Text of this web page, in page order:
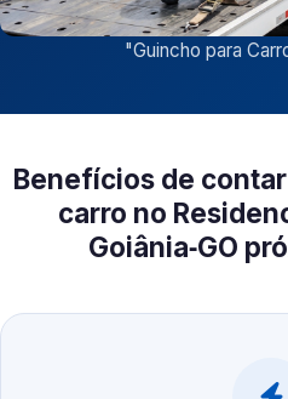
"Guincho para
Benefícios de
carro no
Goiânia‑GO